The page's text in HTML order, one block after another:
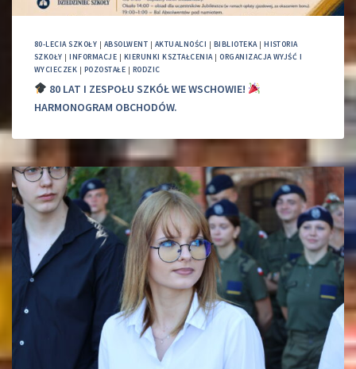
80-LECIA SZKOŁY | ABSOLWENT | AKTUALNOŚCI | BIBLIOTEKA|HISTORIA
SZKOŁY |INFORMACJE | KIERUNKI KSZTAŁCENIA|ORGANIZACJA WYJŚĆ I
WYCIECZEK | POZOSTAŁE | RODZIC
80 LAT I ZESPOŁU SZKÓŁ WE WSCHOWIE!
HARMONOGRAM OBCHODÓW.